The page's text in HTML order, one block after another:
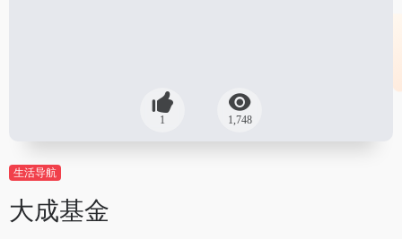
1 1,748
生活导航
大成基金